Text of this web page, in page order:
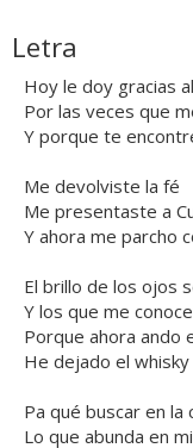
Letra
Hoy le doy gracias
Por las veces que
Y porque te
Me devolviste la fé
Me presentaste a
Y ahora me parcho
El brillo de los ojos
Y los que me
Porque ahora ando
He dejado el
Pa qué buscar en la
Lo que abunda en